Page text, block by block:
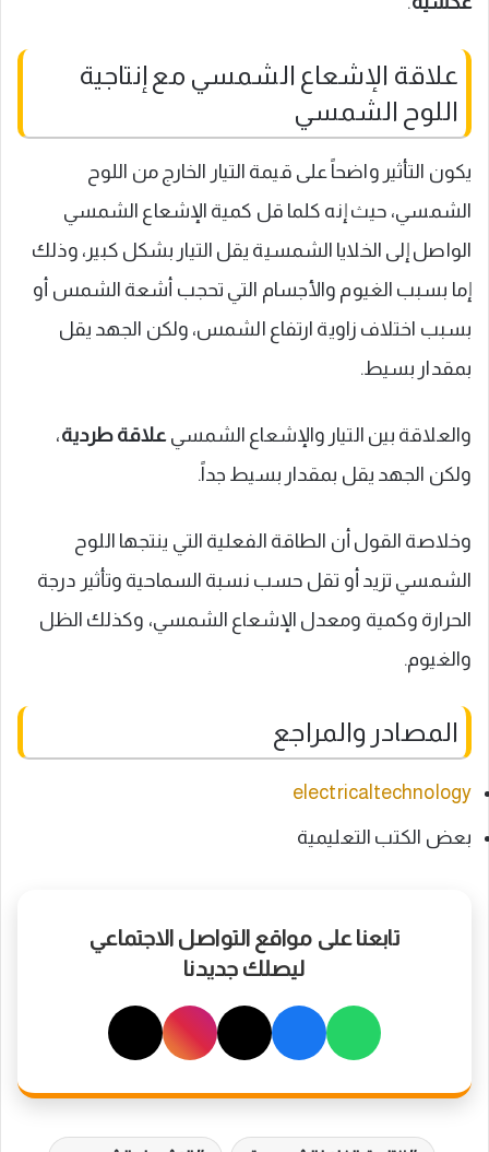
علاقة الإشعاع الشمسي مع إنتاجية
اللوح الشمسي
يكون التأثير واضحاً على قيمة التيار الخارج من اللوح
الشمسي، حيث إنه كلما قل كمية الإشعاع الشمسي
الواصل إلى الخلايا الشمسية يقل التيار بشكل كبير، وذلك
إما بسبب الغيوم والأجسام التي تحجب أشعة الشمس أو
بسبب اختلاف زاوية ارتفاع الشمس، ولكن الجهد يقل
بمقدار بسيط.
والعلاقة بين التيار والإشعاع الشمسيعلاقة طردية،
ولكن الجهد يقل بمقدار بسيط جداً.
وخلاصة القول أن الطاقة الفعلية التي ينتجها اللوح
الشمسي تزيد أو تقل حسب نسبة السماحية وتأثير درجة
الحرارة وكمية ومعدل الإشعاع الشمسي، وكذلك الظل
والغيوم.
المصادر والمراجع
electricaltechnology
بعض الكتب التعليمية
تابعنا على مواقع التواصل الاجتماعي
ليصلك جديدنا